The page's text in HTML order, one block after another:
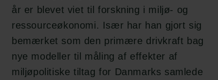
år er blevet viet til forskning i miljø- og
ressourceøkonomi. Især har han gjort sig
bemærket som den primære drivkraft bag
nye modeller til måling af effekter af
miljøpolitiske tiltag for Danmarks samlede